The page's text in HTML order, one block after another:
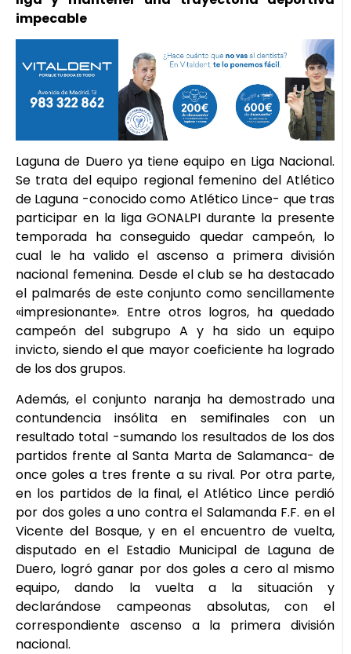
impecable
Laguna de Duero ya tiene equipo en Liga Nacional.
Se trata del equipo regional femenino del Atlético
de Laguna -conocido como Atlético Lince- que tras
participar en la liga GONALPI durante la presente
temporada ha conseguido quedar campeón, lo
cual le ha valido el ascenso a primera división
nacional femenina. Desde el club se ha destacado
el palmarés de este conjunto como sencillamente
«impresionante». Entre otros logros, ha quedado
campeón del subgrupo A y ha sido un equipo
invicto, siendo el que mayor coeficiente ha logrado
de los dos grupos.
Además, el conjunto naranja ha demostrado una
contundencia insólita en semifinales con un
resultado total -sumando los resultados de los dos
partidos frente al Santa Marta de Salamanca- de
once goles a tres frente a su rival. Por otra parte,
en los partidos de la final, el Atlético Lince perdió
por dos goles a uno contra el Salamanda F.F. en el
Vicente del Bosque, y en el encuentro de vuelta,
disputado en el Estadio Municipal de Laguna de
Duero, logró ganar por dos goles a cero al mismo
equipo, dando la vuelta a la situación y
declarándose campeonas absolutas, con el
correspondiente ascenso a la primera división
nacional.